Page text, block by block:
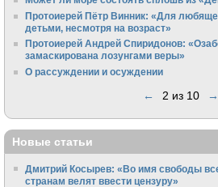
Протоиерей Пётр Винник: «Для
детьми, несмотря на возраст»
Протоиерей Андрей Спиридонов:
замаскирована лозунгами веры»
О рассуждении и осуждении
← 2 из 10 →
Новые статьи
Дмитрий Косырев: «Во имя свободы
странам велят ввести цензуру»